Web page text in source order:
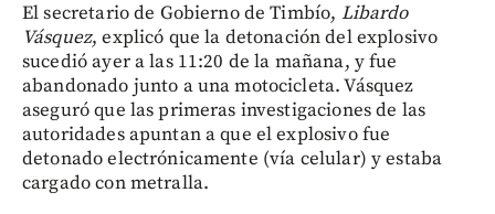
El secretario de Gobierno de Timbío, Libardo
Vásquez, explicó que la detonación del explosivo
sucedió ayer a las 11:20 de la mañana, y fue
abandonado junto a una motocicleta. Vásquez
aseguró que las primeras investigaciones de las
autoridades apuntan a que el explosivo fue
detonado electrónicamente (vía celular) y estaba
cargado con metralla.